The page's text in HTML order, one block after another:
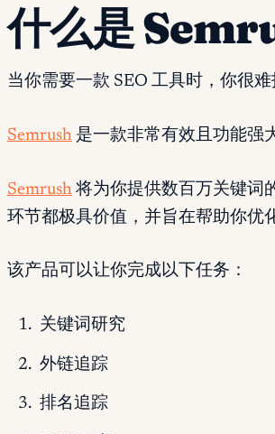
什么是
当你需要一款 SEO 工具时，你很
Semrush 是一款非常有效且功能强
Semrush 将为你提供数百万关键词
环节都极具价值，并旨在帮助你优
该产品可以让你完成以下任务：
关键词研究
外链追踪
排名追踪